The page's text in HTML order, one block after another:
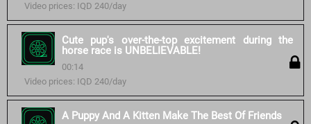
Video prices: IQD 240/day
Cute pup's over-the-top excitement during the
horse race is UNBELIEVABLE!
00:14
Video prices: IQD 240/day
A Puppy And A Kitten Make The Best Of Friends